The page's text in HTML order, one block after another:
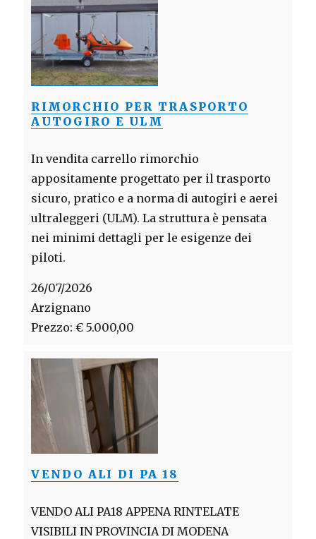
RIMORCHIO PER TRASPORTO
AUTOGIRO E ULM
In vendita carrello rimorchio
appositamente progettato per il trasporto
sicuro, pratico e a norma di autogiri e aerei
ultraleggeri (ULM). La struttura è pensata
nei minimi dettagli per le esigenze dei
piloti.
26/07/2026
Arzignano
Prezzo: € 5.000,00
VENDO ALI DI PA 18
VENDO ALI PA18 APPENA RINTELATE
VISIBILI IN PROVINCIA DI MODENA